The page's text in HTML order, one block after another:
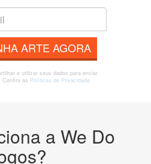
ARTE AGORA
e utilizar seus dados para enviar
Confira as Políticas de Privacidade.
a We Do